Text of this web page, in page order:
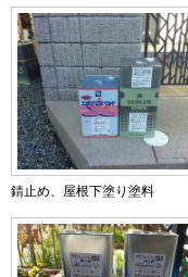
錆止め、屋根下塗り塗料